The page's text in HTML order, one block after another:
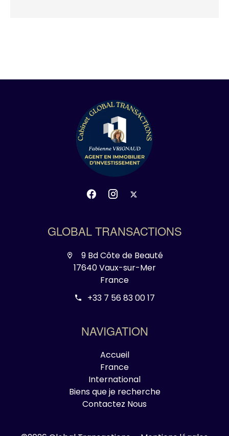
GLOBAL TRANSACTIONS
9 Bd Côte de Beauté
17640 Vaux-sur-Mer
France
+33 7 56 83 00 17
NAVIGATION
Accueil
France
International
Biens que je recherche
Contactez Nous